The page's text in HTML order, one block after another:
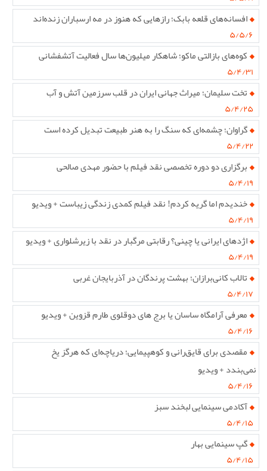
افسانه‌های قلعه بابک؛ رازهایی که هنوز در مه ارسباران زنده‌اند
۵/۵/۶
کوه‌های بازالتی ماکو؛ شاهکار میلیون‌ها سال فعالیت آتشفشانی
۵/۴/۳۱
تخت سلیمان؛ میراث جهانی ایران در قلب سرزمین آتش و آب
۵/۴/۲۵
گراوان؛ چشمه‌ای که سنگ را به هنر طبیعت تبدیل کرده است
۵/۴/۲۲
برگزاری دو دوره تخصصی نقد فیلم با حضور مهدی صالحی
۵/۴/۱۹
خندیدم اما گریه کردم! نقد فیلم کمدی زندگی زیباست + ویدیو
۵/۴/۱۹
اژدهای ایرانی یا چینی؟ رقابتی مرگبار در نقد با زیرشلواری + ویدیو
۵/۴/۱۹
تالاب کانی‌برازان؛ بهشت پرندگان در آذربایجان غربی
۵/۴/۱۷
معرفی آرامگاه ساسان یا برج های دوقلوی طارم قزوین + ویدیو
۵/۴/۱۶
مقصدی برای قایق‌رانی و کوهپیمایی؛ دریاچه‌ای که هرگز یخ
نمی‌بندد + ویدیو
۵/۴/۱۶
آکادمی سینمایی لبخند سبز
۵/۴/۱۵
گپ سینمایی بهار
۵/۴/۱۵